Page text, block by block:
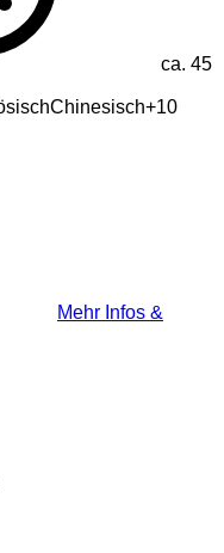
ca. 45
Chinesisch+10
Mehr Infos &